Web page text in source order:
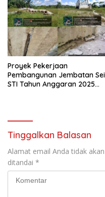
Proyek Pekerjaan
Pembangunan Jembatan Sei
STI Tahun Anggaran 2025
Tinggalkan Balasan
Alamat email Anda tidak
ditandai *